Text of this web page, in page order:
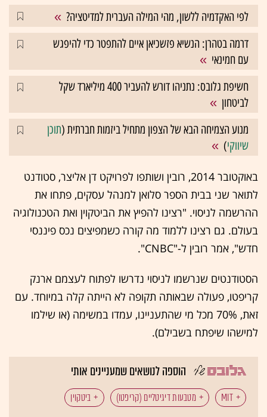
לפי האקדמיה ללשון, מהי המילה העברית למדיטציה?
דרמה בטהרן: הנשיא פזשכיאן איים להתפטר כדי להיפגש
עם חמינאי
חשיפת גלובס: נתניהו דורש להעביר 400 מיליארד שקל
לביטחון
מנוע הצמיחה הבא של הצפון מתחיל ביזמות חברתית (תוכן
שיווקי)
באוקטובר 2014, רובין ושותפו לפרויקט דן אליצר, סטודנט
לתואר שני בבית הספר סלואן למנהל עסקים, פתחו את
ההרשמה לניסוי. "רצינו להפיץ את הביטקוין ואת הטכנולוגיה
בעולם. גם רצינו ללמוד מה קורה כשמפיצים נכס פיננסי
חדש", אמר רובין ל-"CNBC".
הסטודנטים שנרשמו לניסוי נדרשו לפתוח לעצמם ארנק
קריפטו, פעולה שבאותה תקופה לא הייתה קלה במיוחד. עם
זאת, 70% מכל מי שהתעניינו, עמדו במשימה (או שילמו
למישהו שיפתח בשבילם).
הוספה לנושאים שמעניינים אותי
MIT מטבעות דיגיטליים (קריפטו)
ביטקוין